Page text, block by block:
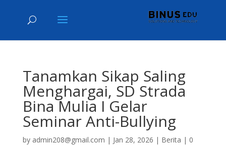
Tanamkan Sikap Saling
Menghargai, SD Strada
Bina Mulia I Gelar
Seminar Anti-Bullying
by admin208@gmail.com | Jan 28, 2026 | Berita | 0